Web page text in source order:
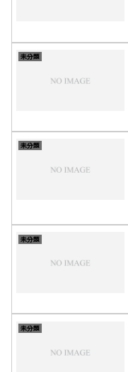
未分類
未分類
未分類
未分類